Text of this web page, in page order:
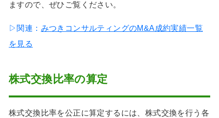
ますので、ぜひご覧ください。
▷関連： みつきコンサルティングのM&A成約実績一覧
を見る
株式交換比率の算定
株式交換比率を公正に算定するには、株式交換を行う各